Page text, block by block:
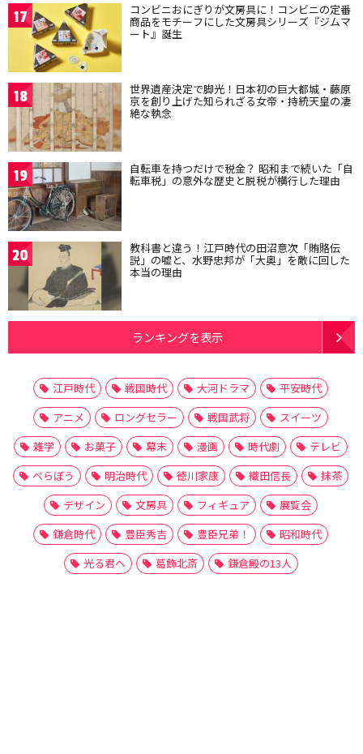
17 コンビニおにぎりが文房具に！コンビニの定番
商品をモチーフにした文房具シリーズ『ジムマ
ート』誕生
18 世界遺産決定で脚光！日本初の巨大都城・藤原
京を創り上げた知られざる女帝・持統天皇の凄
絶な執念
19 自転車を持つだけで税金？ 昭和まで続いた「自
転車税」の意外な歴史と脱税が横行した理由
20 教科書と違う！江戸時代の田沼意次「賄賂伝
説」の嘘と、水野忠邦が「大奥」を敵に回した
本当の理由
ランキングを表示
江戸時代 戦国時代 大河ドラマ
平安時代
アニメ
ロングセラー 戦国武将
スイーツ
雑学
お菓子 幕末 漫画 時代劇
テレビ
べらぼう
明治時代 徳川家康 織田信長
抹茶
デザイン
文房具 フィギュア
展覧会
鎌倉時代
豊臣秀吉 豊臣兄弟！
昭和時代
光る君へ
葛飾北斎 鎌倉殿の13人